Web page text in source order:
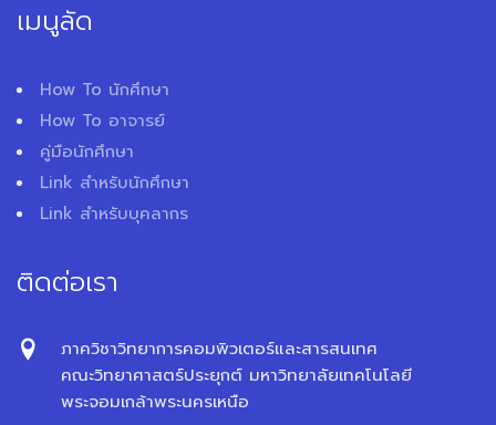
เมนูลัด
How To นักศึกษา
How To อาจารย์
คู่มือนักศึกษา
Link สำหรับนักศึกษา
Link สำหรับบุคลากร
ติดต่อเรา
ภาควิชาวิทยาการคอมพิวเตอร์และสารสนเทศ
คณะวิทยาศาสตร์ประยุกต์ มหาวิทยาลัยเทคโนโลยี
พระจอมเกล้าพระนครเหนือ